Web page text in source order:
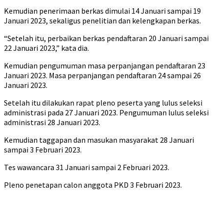
Kemudian penerimaan berkas dimulai 14 Januari sampai 19
Januari 2023, sekaligus penelitian dan kelengkapan berkas.
“Setelah itu, perbaikan berkas pendaftaran 20 Januari sampai
22 Januari 2023,” kata dia.
Kemudian pengumuman masa perpanjangan pendaftaran 23
Januari 2023. Masa perpanjangan pendaftaran 24 sampai 26
Januari 2023.
Setelah itu dilakukan rapat pleno peserta yang lulus seleksi
administrasi pada 27 Januari 2023. Pengumuman lulus seleksi
administrasi 28 Januari 2023.
Kemudian taggapan dan masukan masyarakat 28 Januari
sampai 3 Februari 2023.
Tes wawancara 31 Januari sampai 2 Februari 2023.
Pleno penetapan calon anggota PKD 3 Februari 2023.